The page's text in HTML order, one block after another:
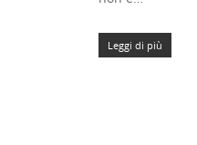
Leggi di più